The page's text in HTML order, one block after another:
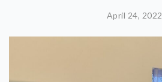
April 24, 2022